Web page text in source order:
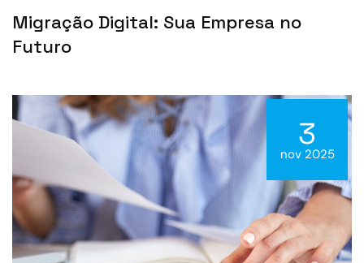
Migração Digital: Sua Empresa no
Futuro
3
nov 2025